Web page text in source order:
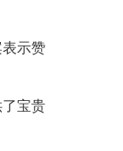
示赞
宝贵